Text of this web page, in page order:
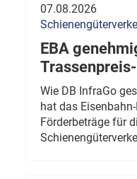
07.08.2026
EBA
Wie DB InfraGo
hat das
Förderbeträge für